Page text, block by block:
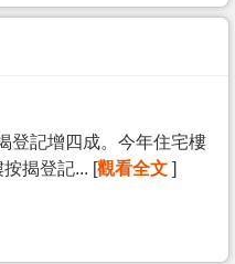
登記增四成。今年住宅樓
揭登記... [觀看全文 ]